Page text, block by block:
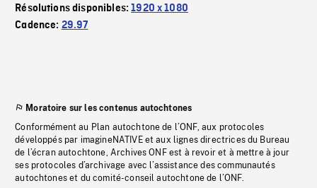
Résolutions disponibles:1920 x 1080
Cadence: 29.97
Moratoire sur les contenus autochtones
Conformément au Plan autochtone de l’ONF, aux protocoles
développés par imagineNATIVE et aux lignes directrices du Bureau
de l’écran autochtone, Archives ONF est à revoir et à mettre à jour
ses protocoles d’archivage avec l’assistance des communautés
autochtones et du comité-conseil autochtone de l’ONF.